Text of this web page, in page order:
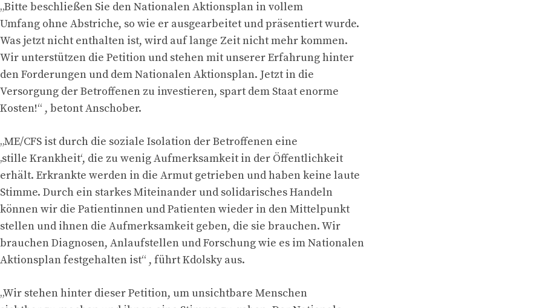
„Bitte beschließen Sie den Nationalen Aktionsplan in vollem
Umfang ohne Abstriche, so wie er ausgearbeitet und präsentiert wurde.
Was jetzt nicht enthalten ist, wird auf lange Zeit nicht mehr kommen.
Wir unterstützen die Petition und stehen mit unserer Erfahrung hinter
den Forderungen und dem Nationalen Aktionsplan. Jetzt in die
Versorgung der Betroffenen zu investieren, spart dem Staat enorme
Kosten!“ , betont Anschober.
„ME/CFS ist durch die soziale Isolation der Betroffenen eine
‚stille Krankheit‘, die zu wenig Aufmerksamkeit in der Öffentlichkeit
erhält. Erkrankte werden in die Armut getrieben und haben keine laute
Stimme. Durch ein starkes Miteinander und solidarisches Handeln
können wir die Patientinnen und Patienten wieder in den Mittelpunkt
stellen und ihnen die Aufmerksamkeit geben, die sie brauchen. Wir
brauchen Diagnosen, Anlaufstellen und Forschung wie es im Nationalen
Aktionsplan festgehalten ist“ , führt Kdolsky aus.
„Wir stehen hinter dieser Petition, um unsichtbare Menschen